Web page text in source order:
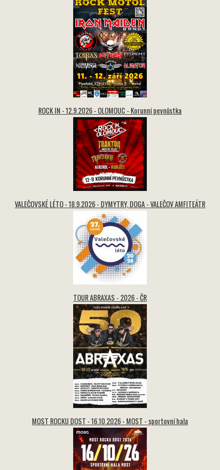
ROCK IN - 12.9.2026 - OLOMOUC - Korunní pevnůstka
VALEČOVSKÉ LÉTO - 18.9.2026 - DYMYTRY, DOGA - VALEČOV AMFITEÁTR
TOUR ABRAXAS - 2026 - ČR
MOST ROCKU DOST - 16.10.2026 - MOST - sportovní hala